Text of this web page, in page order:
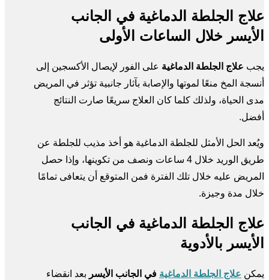
علاج الجلطة الدماغية في الجانب
الأيسر خلال الساعات الأولى
يجب علاج الجلطة الدماغية على الفور لإيصال الأكسجين إلى
أنسجة المخ منعًا لموتها والإصابة بآثار جانبية تؤثر في المريض
مدى الحياة، ولذلك كلما كان العلاج سريعًا صارت النتائج
أفضل.
ويُعد الحل الأمثل للجلطة الدماغية هو أخذ مذيب للجلطة عن
طريق الوريد خلال 4 ساعات ونصف من تكوينها، وإذا حصل
المريض عليه خلال تلك الفترة فمن المتوقع أن يتعافى تمامًا
خلال مدة وجيزة.
علاج الجلطة الدماغية في الجانب
الأيسر بالأدوية
يمكن علاج الجلطة الدماغية في الجانب الأيسر بعد انقضاء